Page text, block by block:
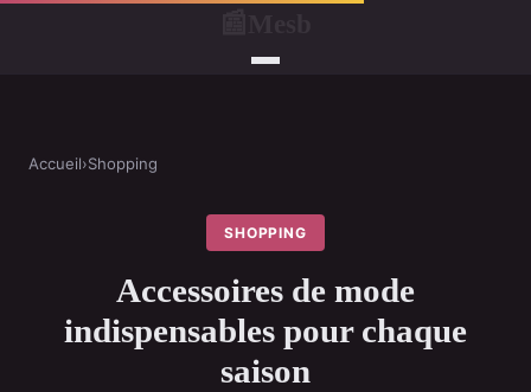
Accueil›Shopping
SHOPPING
Accessoires de mode
indispensables pour chaque
saison